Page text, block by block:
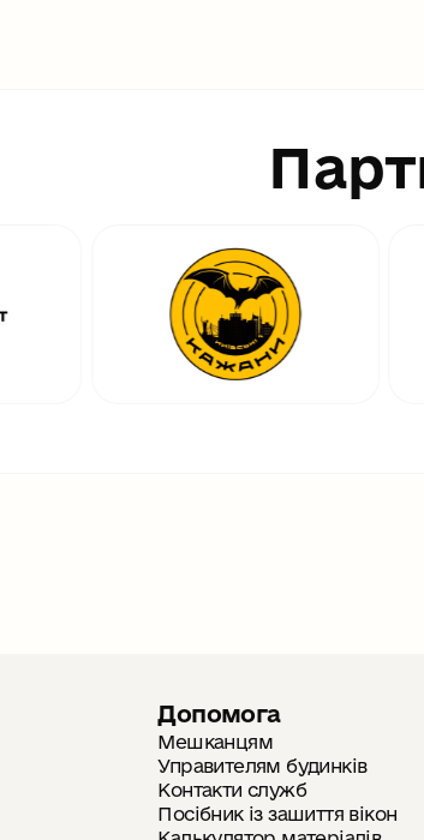
Допомога
Мешканцям
Управителям будинків
Контакти служб
Посібник із зашиття вікон